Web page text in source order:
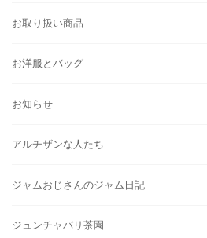
お取り扱い商品
お洋服とバッグ
お知らせ
アルチザンな人たち
ジャムおじさんのジャム日記
ジュンチャバリ茶園